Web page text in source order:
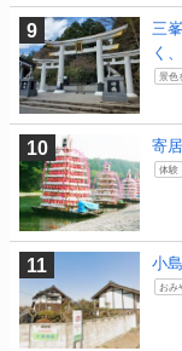
三
く
景色
寄
体験
小
おみ